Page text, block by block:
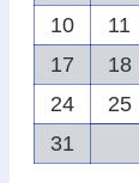
10
11
17
18
24
25
31